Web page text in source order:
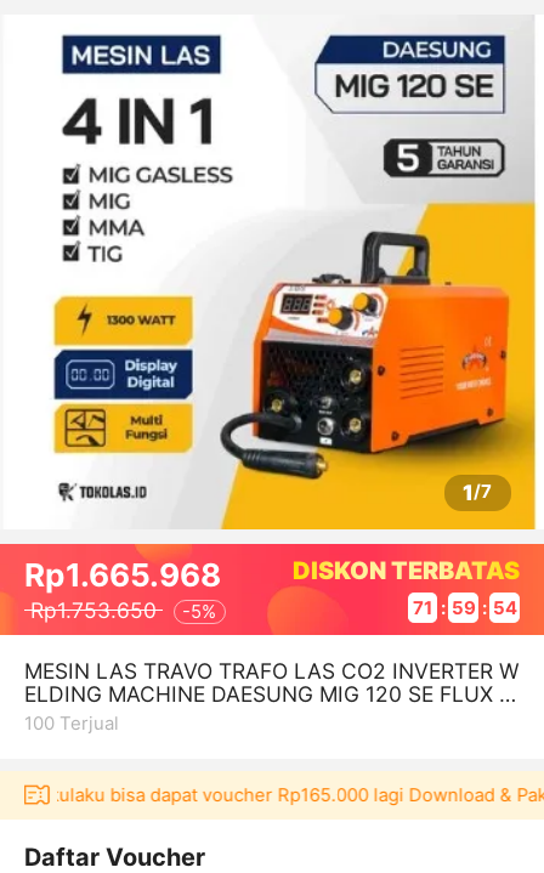
1/7
Rp1.665.968
Rp1.753.650 -5%
DISKON TERBATAS
71 : 59 : 53
MESIN LAS TRAVO TRAFO LAS CO2 INVERTER W
ELDING MACHINE DAESUNG MIG 120 SE FLUX C
ORED FCAW TANPA GAS CO KOREA LIFT TIG AR
100 Terjual
bisa dapat voucher Rp165.000 lagi Download & Pakai
Daftar Voucher